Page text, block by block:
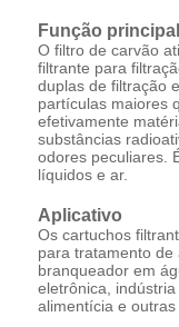
Função principal
O filtro de carvão
filtrante para
duplas de filtração
partículas maiores
efetivamente
substâncias
odores peculiares.
líquidos e ar.
Aplicativo
Os cartuchos
para tratamento
branqueador em
eletrônica,
alimentícia e outras